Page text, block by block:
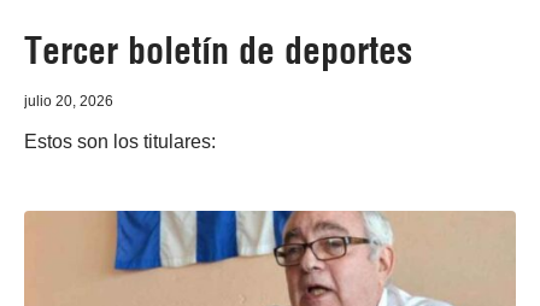
Tercer boletín de deportes
julio 20, 2026
Estos son los titulares: